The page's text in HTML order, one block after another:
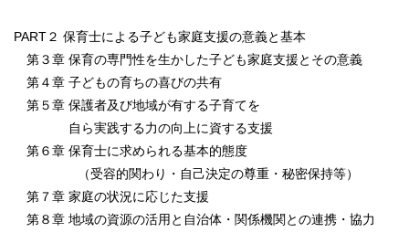
PART２ 保育士による子ども家庭支援の意義と基本
第３章 保育の専門性を生かした子ども家庭支援とその意義
第４章 子どもの育ちの喜びの共有
第５章 保護者及び地域が有する子育てを
自ら実践する力の向上に資する支援
第６章 保育士に求められる基本的態度
（受容的関わり・自己決定の尊重・秘密保持等）
第７章 家庭の状況に応じた支援
第８章 地域の資源の活用と自治体・関係機関との連携・協力